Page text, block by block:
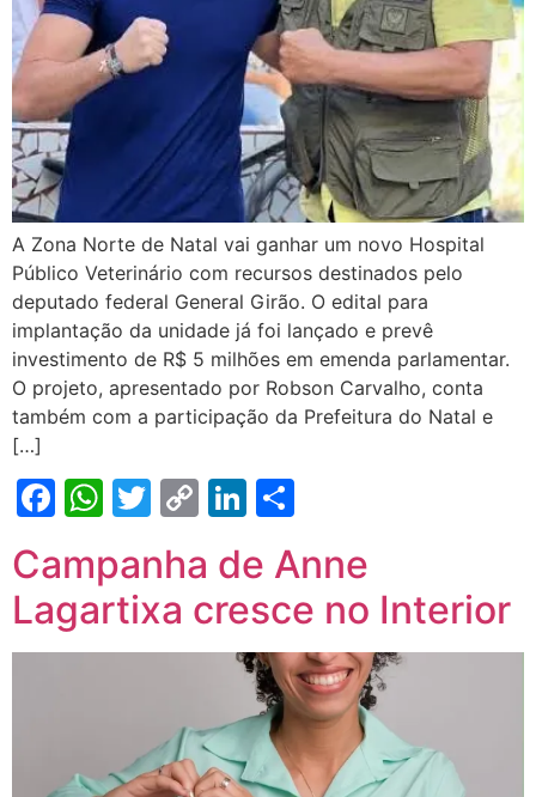
A Zona Norte de Natal vai ganhar um novo Hospital
Público Veterinário com recursos destinados pelo
deputado federal General Girão. O edital para
implantação da unidade já foi lançado e prevê
investimento de R$ 5 milhões em emenda parlamentar.
O projeto, apresentado por Robson Carvalho, conta
também com a participação da Prefeitura do Natal e
[…]
Facebook
WhatsApp
Twitter
CopyLinkedIn
Campanha de Anne
Lagartixa cresce no Interior